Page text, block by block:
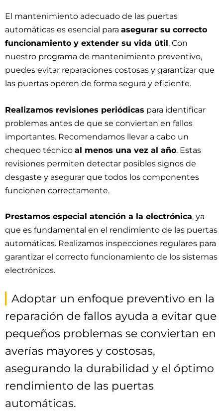
El mantenimiento adecuado de las puertas
automáticas es esencial para asegurar su correcto
funcionamiento y extender su vida útil. Con
nuestro programa de mantenimiento preventivo,
puedes evitar reparaciones costosas y garantizar que
las puertas operen de forma segura y eficiente.
Realizamos revisiones periódicas para identificar
problemas antes de que se conviertan en fallos
importantes. Recomendamos llevar a cabo un
chequeo técnico al menos una vez al año. Estas
revisiones permiten detectar posibles signos de
desgaste y asegurar que todos los componentes
funcionen correctamente.
Prestamos especial atención a la electrónica, ya
que es fundamental en el rendimiento de las puertas
automáticas. Realizamos inspecciones regulares para
garantizar el correcto funcionamiento de los sistemas
electrónicos.
Adoptar un enfoque preventivo en la
reparación de fallos ayuda a evitar que
pequeños problemas se conviertan en
averías mayores y costosas,
asegurando la durabilidad y el óptimo
rendimiento de las puertas
automáticas.